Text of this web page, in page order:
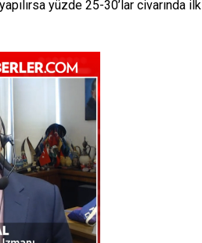
yüzde 25-30’lar civarında ilk